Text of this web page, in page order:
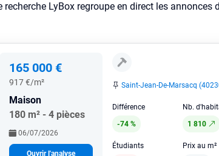
recherche LyBox regroupe en direct les
165 000 €
917 €/m²
Maison
180 m² - 4 pièces
06/07/2026
Ouvrir l'analyse
Saint-Jean-De-Marsacq
Différence
-74 %
Nb.
1 810
Étudiants Prix au m²